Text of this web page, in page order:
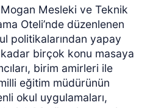
Mogan Mesleki ve Teknik
Oteli’nde düzenlenen
politikalarından yapay
birçok konu masaya
birim amirleri ile
eğitim müdürünün
okul uygulamaları,